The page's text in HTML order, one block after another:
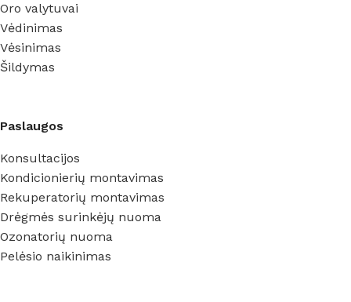
Oro valytuvai
Vėdinimas
Vėsinimas
Šildymas
Paslaugos
Konsultacijos
Kondicionierių montavimas
Rekuperatorių montavimas
Drėgmės surinkėjų nuoma
Ozonatorių nuoma
Pelėsio naikinimas